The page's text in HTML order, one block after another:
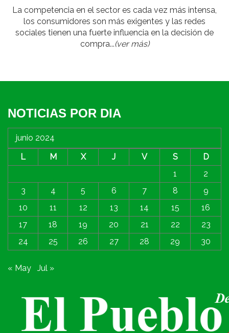
La competencia en el sector es cada vez más intensa,
los consumidores son más exigentes y las redes
sociales tienen una fuerte influencia en la decisión de
compra...(ver más)
NOTICIAS POR DIA
junio 2024
L
M X J V S
D
1
2
3
4 5 6 7 8
9
10
11 12 13 14 15
16
17
18 19 20 21 22
23
24
25 26 27 28 29 30
« May Jul »